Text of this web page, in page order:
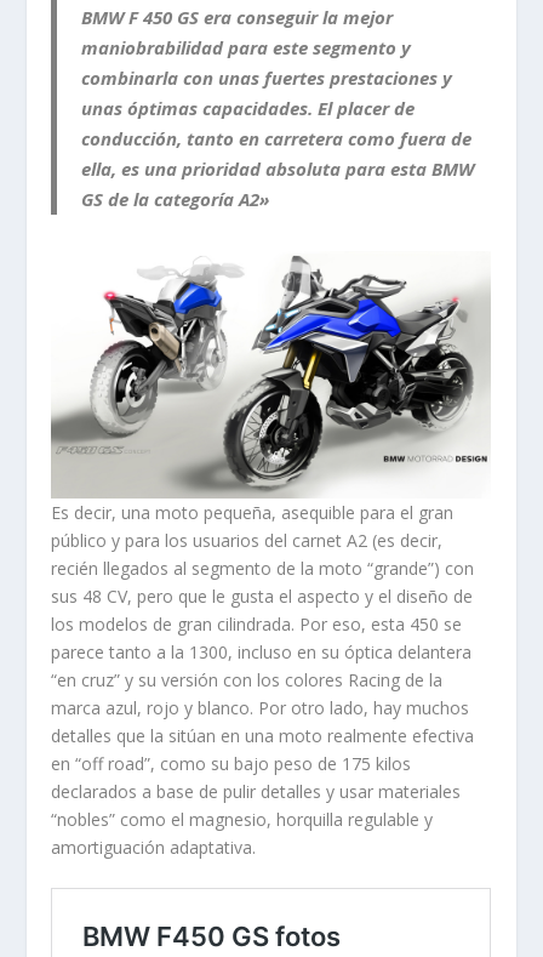
BMW F 450 GS era conseguir la mejor
maniobrabilidad para este segmento y
combinarla con unas fuertes prestaciones y
unas óptimas capacidades. El placer de
conducción, tanto en carretera como fuera de
ella, es una prioridad absoluta para esta BMW
GS de la categoría A2»
Es decir, una moto pequeña, asequible para el gran
público y para los usuarios del carnet A2 (es decir,
recién llegados al segmento de la moto “grande”) con
sus 48 CV, pero que le gusta el aspecto y el diseño de
los modelos de gran cilindrada. Por eso, esta 450 se
parece tanto a la 1300, incluso en su óptica delantera
“en cruz” y su versión con los colores Racing de la
marca azul, rojo y blanco. Por otro lado, hay muchos
detalles que la sitúan en una moto realmente efectiva
en “off road”, como su bajo peso de 175 kilos
declarados a base de pulir detalles y usar materiales
“nobles” como el magnesio, horquilla regulable y
amortiguación adaptativa.